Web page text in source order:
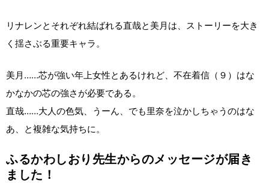
リナレンとそれぞれ結ばれる直哉と美月は、ストーリーを大き
く揺さぶる重要キャラ。
美月……芯が強い年上女性とあるけれど、不在着信（９）はな
かなかの芯の強さが必要である。
直哉……大人の色気、うーん、でも里奈を泣かしちゃうのはな
あ、と複雑な気持ちに。
ふるかわしおり先生からのメッセージが届き
ました！